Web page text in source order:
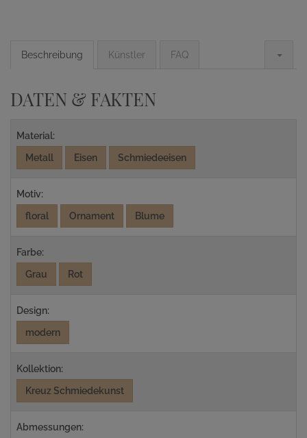
Beschreibung Künstler FAQ
DATEN & FAKTEN
Material:
Metall
Eisen Schmiedeeisen
Motiv:
floral
Ornament Blume
Farbe:
Grau
Rot
Design:
modern
Kollektion:
Kreuz Schmiedekunst
Abmessungen: